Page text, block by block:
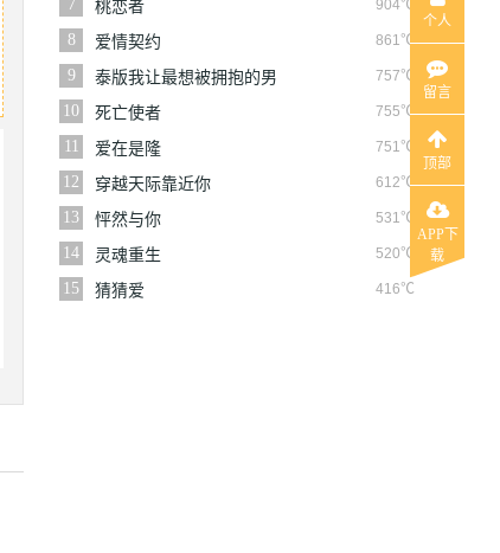
7
904℃
桃恋者
8
861℃
爱情契约
9
757℃
泰版我让最想被拥抱的男
人给威胁了
10 755℃
死亡使者
11
751℃
爱在是隆
12
612℃
穿越天际靠近你
13
531℃
怦然与你
14
520℃
灵魂重生
15
416℃
猜猜爱
个人
留言
顶部
APP下
载